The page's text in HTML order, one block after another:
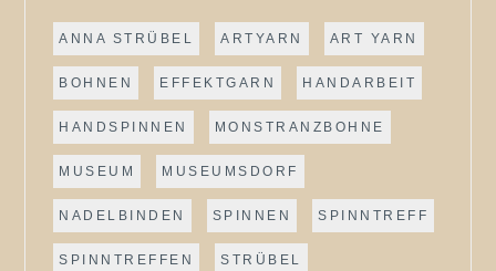
ANNA STRÜBEL ARTYARN ART YARN
BOHNEN EFFEKTGARN HANDARBEIT
HANDSPINNEN MONSTRANZBOHNE
MUSEUM MUSEUMSDORF
NADELBINDEN SPINNEN SPINNTREFF
SPINNTREFFEN STRÜBEL